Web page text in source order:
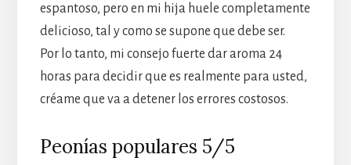
espantoso, pero en mi hija huele completamente
delicioso, tal y como se supone que debe ser.
Por lo tanto, mi consejo fuerte dar aroma 24
horas para decidir que es realmente para usted,
créame que va a detener los errores costosos.
Peonías populares 5/5